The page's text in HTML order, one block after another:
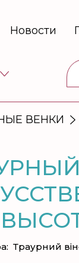
Новости
ВЕНКИ
Траурний